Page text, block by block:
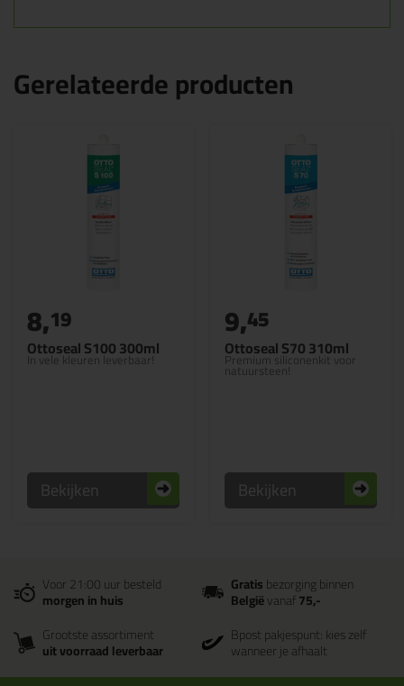
Gerelateerde producten
Ottoseal S100 300ml
In vele kleuren leverbaar!
8,19
Bekijken
Ottoseal S70 310ml
Premium siliconenkit voor
natuursteen!
9,45
Bekijken
Voor 21:00 uur besteld
morgen in huis
Gratisbezorging binnen
Belgiëvanaf75,-
Grootste assortiment
uit voorraad leverbaar
Bpost pakjespunt: kies zelf
wanneer je afhaalt